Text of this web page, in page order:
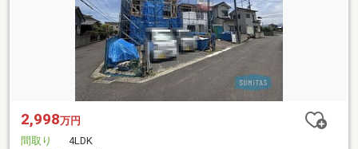
2,998万円
間取り
4LDK